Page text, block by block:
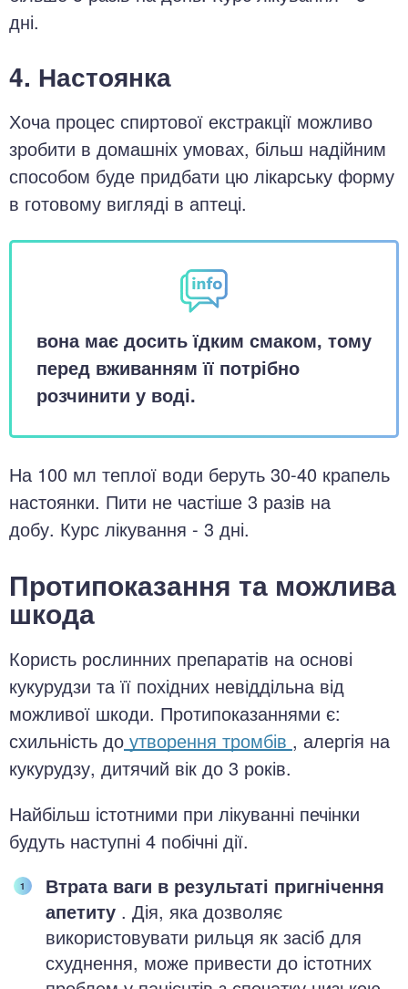
дні.
4. Настоянка
Хоча процес спиртової екстракції можливо
зробити в домашніх умовах, більш надійним
способом буде придбати цю лікарську форму
в готовому вигляді в аптеці.
вона має досить їдким смаком, тому
перед вживанням її потрібно
розчинити у воді.
На 100 мл теплої води беруть 30-40 крапель
настоянки. Пити не частіше 3 разів на
добу. Курс лікування - 3 дні.
Протипоказання та можлива
шкода
Користь рослинних препаратів на основі
кукурудзи та її похідних невіддільна від
можливої шкоди. Протипоказаннями є:
схильність до утворення тромбів , алергія на
кукурудзу, дитячий вік до 3 років.
Найбільш істотними при лікуванні печінки
будуть наступні 4 побічні дії.
Втрата ваги в результаті пригнічення
апетиту . Дія, яка дозволяє
використовувати рильця як засіб для
схуднення, може привести до істотних